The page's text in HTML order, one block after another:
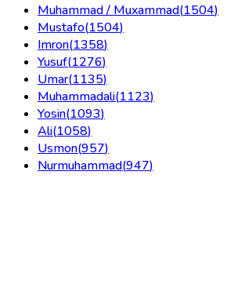
Muhammad / Muxammad(1504)
Mustafo(1504)
Imron(1358)
Yusuf(1276)
Umar(1135)
Muhammadali(1123)
Yosin(1093)
Ali(1058)
Usmon(957)
Nurmuhammad(947)